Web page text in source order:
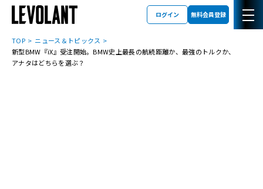
ログイン 無料会員登録
TOP
ニュース＆トピックス
新型BMW『iX』受注開始。BMW史上最長の航続距離か、最強のトルクか、
アナタはどちらを選ぶ？